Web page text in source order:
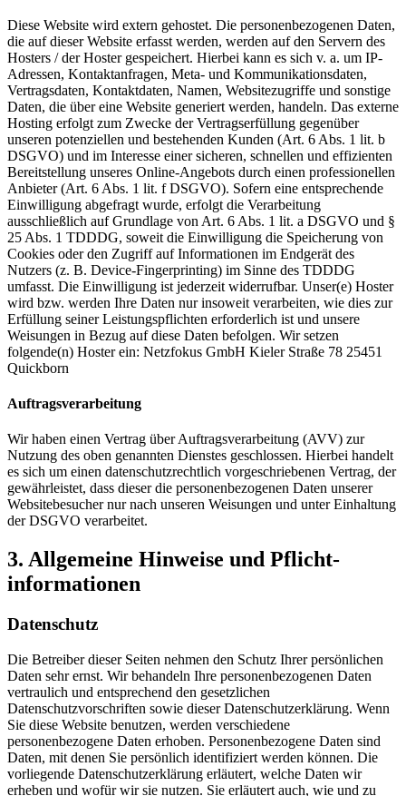
Diese Website wird extern gehostet. Die personenbezogenen Daten,
die auf dieser Website erfasst werden, werden auf den Servern des
Hosters / der Hoster gespeichert. Hierbei kann es sich v. a. um IP-
Adressen, Kontaktanfragen, Meta- und Kommunikationsdaten,
Vertragsdaten, Kontaktdaten, Namen, Websitezugriffe und sonstige
Daten, die über eine Website generiert werden, handeln. Das externe
Hosting erfolgt zum Zwecke der Vertragserfüllung gegenüber
unseren potenziellen und bestehenden Kunden (Art. 6 Abs. 1 lit. b
DSGVO) und im Interesse einer sicheren, schnellen und effizienten
Bereitstellung unseres Online-Angebots durch einen professionellen
Anbieter (Art. 6 Abs. 1 lit. f DSGVO). Sofern eine entsprechende
Einwilligung abgefragt wurde, erfolgt die Verarbeitung
ausschließlich auf Grundlage von Art. 6 Abs. 1 lit. a DSGVO und §
25 Abs. 1 TDDDG, soweit die Einwilligung die Speicherung von
Cookies oder den Zugriff auf Informationen im Endgerät des
Nutzers (z. B. Device-Fingerprinting) im Sinne des TDDDG
umfasst. Die Einwilligung ist jederzeit widerrufbar. Unser(e) Hoster
wird bzw. werden Ihre Daten nur insoweit verarbeiten, wie dies zur
Erfüllung seiner Leistungspflichten erforderlich ist und unsere
Weisungen in Bezug auf diese Daten befolgen. Wir setzen
folgende(n) Hoster ein: Netzfokus GmbH Kieler Straße 78 25451
Quickborn
Auftragsverarbeitung
Wir haben einen Vertrag über Auftragsverarbeitung (AVV) zur
Nutzung des oben genannten Dienstes geschlossen. Hierbei handelt
es sich um einen datenschutzrechtlich vorgeschriebenen Vertrag, der
gewährleistet, dass dieser die personenbezogenen Daten unserer
Websitebesucher nur nach unseren Weisungen und unter Einhaltung
der DSGVO verarbeitet.
3. Allgemeine Hinweise und Pflicht­
informationen
Datenschutz
Die Betreiber dieser Seiten nehmen den Schutz Ihrer persönlichen
Daten sehr ernst. Wir behandeln Ihre personenbezogenen Daten
vertraulich und entsprechend den gesetzlichen
Datenschutzvorschriften sowie dieser Datenschutzerklärung. Wenn
Sie diese Website benutzen, werden verschiedene
personenbezogene Daten erhoben. Personenbezogene Daten sind
Daten, mit denen Sie persönlich identifiziert werden können. Die
vorliegende Datenschutzerklärung erläutert, welche Daten wir
erheben und wofür wir sie nutzen. Sie erläutert auch, wie und zu